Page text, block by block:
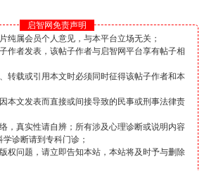
启智网免责声明
纯属会员个人意见，与本平台立场无关；
作者发表，该帖子作者与启智网平台享有帖子相
转载或引用本文时必须同时征得该帖子作者和本
本文发表而直接或间接导致的民事或刑事法律责
，真实性请自辨；所有涉及心理诊断或说明内容
诊断请到专科门诊；
权问题，请立即告知本站，本站将及时予与删除